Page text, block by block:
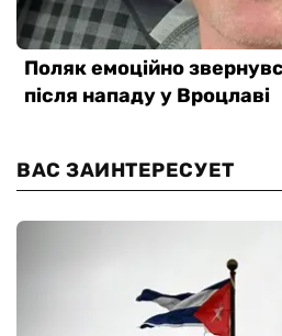
ВАС ЗАИНТЕРЕСУЕТ